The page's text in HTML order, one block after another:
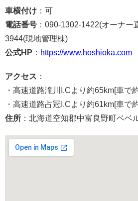
車横付け ：可
電話番号 ：090-1302-1422(オーナー
3944(現地管理棟)
公式HP ： https://www.hoshioka.com
アクセス ：
・高速道路滝川I.Cより約65km[車で
・高速道路占冠I.Cより約61km[車で
住所 ：北海道空知郡中富良野町ベベ